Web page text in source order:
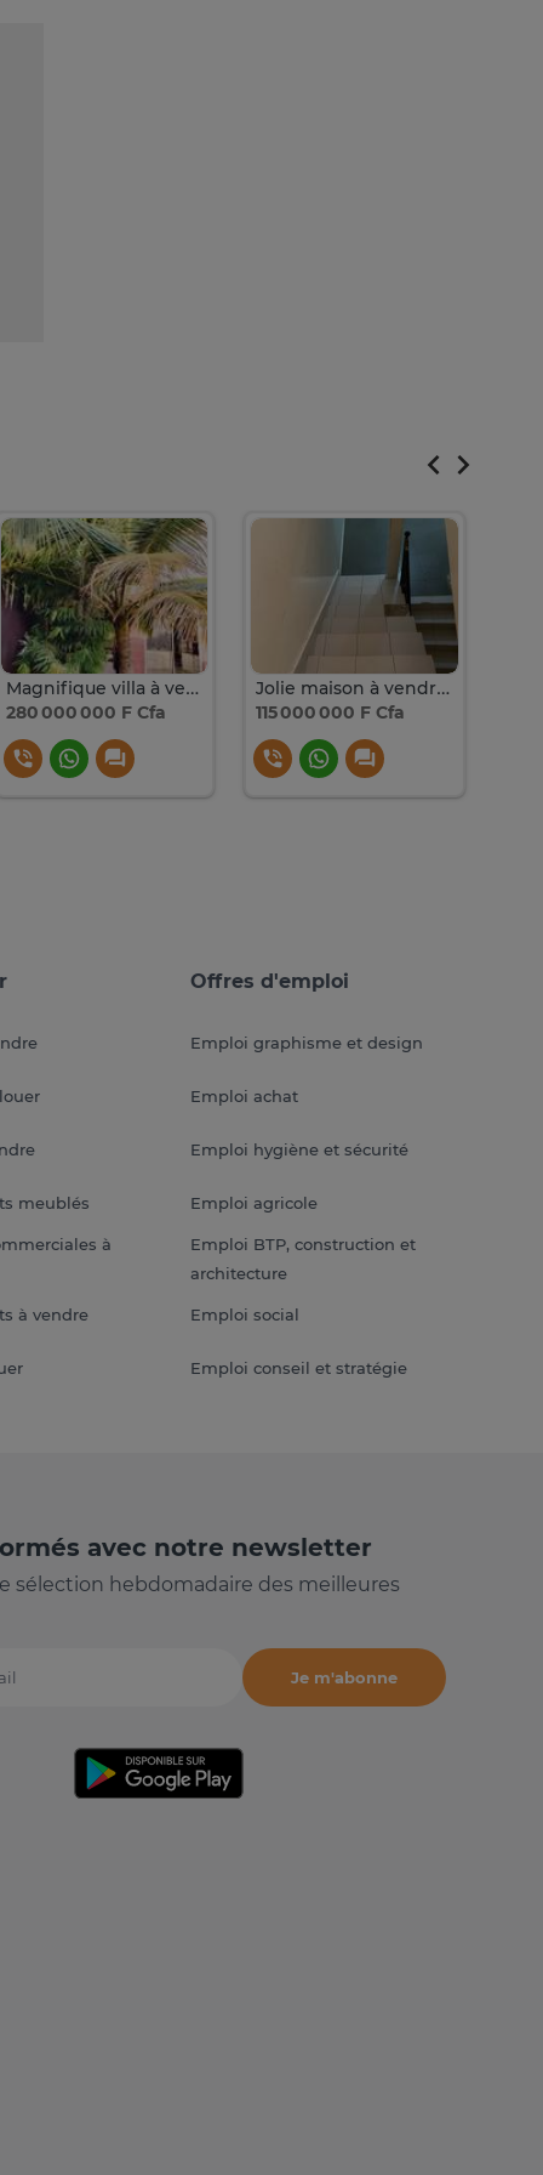
Magnifique villa à vendre à Saly
280 000 000 F Cfa
Jolie maison à vendre OUEST FOIRE
115 000 000 F Cfa
meublés
à
à vendre
Offres d'emploi
Emploi graphisme et design
Emploi achat
Emploi hygiène et sécurité
Emploi agricole
Emploi BTP, construction et
architecture
Emploi social
Emploi conseil et stratégie
avec notre newsletter
sélection hebdomadaire des meilleures
Je m'abonne